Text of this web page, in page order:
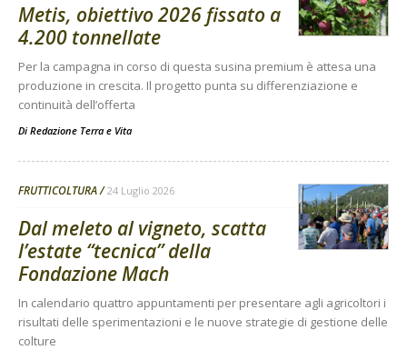
Metis, obiettivo 2026 fissato a
4.200 tonnellate
Per la campagna in corso di questa susina premium è attesa una
produzione in crescita. Il progetto punta su differenziazione e
continuità dell’offerta
Di Redazione Terra e Vita
FRUTTICOLTURA 24 Luglio 2026
Dal meleto al vigneto, scatta
l’estate “tecnica” della
Fondazione Mach
In calendario quattro appuntamenti per presentare agli agricoltori i
risultati delle sperimentazioni e le nuove strategie di gestione delle
colture